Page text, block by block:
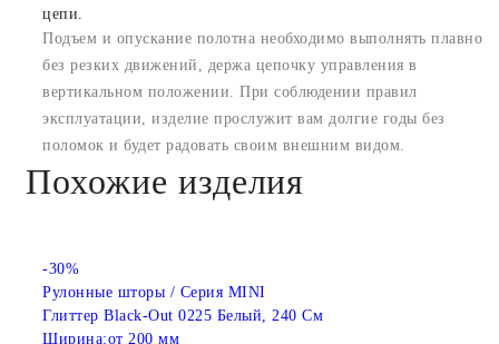
цепи.
Подъем и опускание полотна необходимо выполнять плавно
без резких движений, держа цепочку управления в
вертикальном положении. При соблюдении правил
эксплуатации, изделие прослужит вам долгие годы без
поломок и будет радовать своим внешним видом.
Похожие изделия
-30%
Рулонные шторы / Серия MINI
Глиттер Black-Out 0225 Белый, 240 См
Ширина:от 200 мм